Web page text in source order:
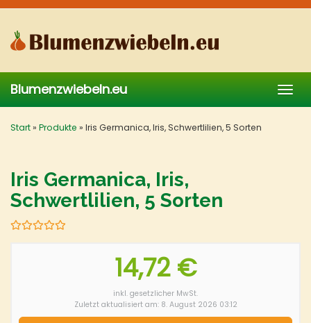
Skip
main
content
Blumenzwiebeln.eu
Start» Produkte » Iris Germanica, Iris, Schwertlilien, 5 Sorten
Iris Germanica, Iris,
Schwertlilien, 5 Sorten
14,72 €
inkl. gesetzlicher MwSt.
Zuletzt aktualisiert am: 8. August 2026 03:12